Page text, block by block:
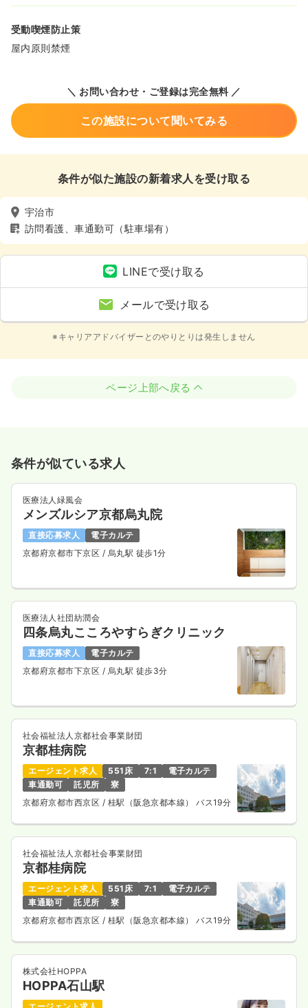
受動喫煙防止策
屋内原則禁煙
＼ お問い合わせ・ご登録は完全無料 ／
この施設について聞いてみる
条件が似た施設の新着求人を受け取る
宇治市
訪問看護、車通勤可（駐車場有）
LINEで受け取る
メールで受け取る
※キャリアアドバイザーとのやりとりは発生しません
ページ上部へ戻る
条件が似ている求人
医療法人緑風会
メンズルシア京都烏丸院
直接応募求人
電子カルテ
京都府京都市下京区 / 烏丸駅 徒歩1分
医療法人社団紡潤会
四条烏丸こころやすらぎクリニック
直接応募求人
電子カルテ
京都府京都市下京区 / 烏丸駅 徒歩3分
社会福祉法人京都社会事業財団
京都桂病院
エージェント求人 551床 7:1
電子カルテ
車通勤可
託児所
寮
京都府京都市西京区 / 桂駅（阪急京都本線） バス19分
社会福祉法人京都社会事業財団
京都桂病院
エージェント求人 551床 7:1
電子カルテ
車通勤可
託児所
寮
京都府京都市西京区 / 桂駅（阪急京都本線） バス19分
株式会社HOPPA
HOPPA石山駅